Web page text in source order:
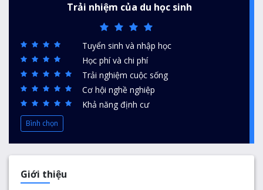
Trải nhiệm của du học sinh
Tuyển sinh và nhập học
Học phí và chi phí
Trải nghiệm cuộc sống
Cơ hội nghề nghiệp
Khả năng định cư
Bình chọn
Giới thiệu